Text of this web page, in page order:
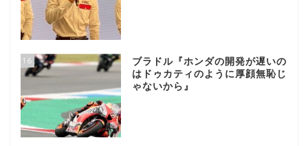
16
ブラドル『ホンダの開発が遅いの
はドゥカティのように厚顔無恥じ
ゃないから』